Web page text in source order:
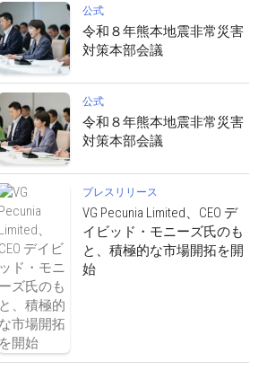
公式
令和８年熊本地震非常災害
対策本部会議
公式
令和８年熊本地震非常災害
対策本部会議
プレスリリース
VG Pecunia Limited、CEO デ
イビッド・モニーズ氏のも
と、積極的な市場開拓を開
始